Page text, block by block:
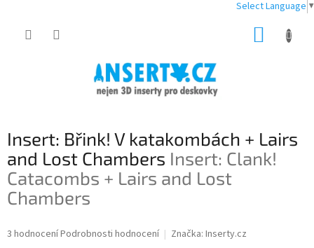
Select Language ▼
Insert: Břink! V katakombách + Lairs
and Lost Chambers Insert: Clank!
Catacombs + Lairs and Lost
Chambers
Průměrné
3 hodnoceníPodrobnosti hodnocení Značka: Inserty.cz